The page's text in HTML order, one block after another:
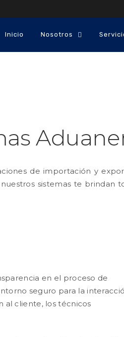
Inicio Nosotros
de importación y
sistemas te brindan
en el proceso de
seguro para la
al cliente, los técnicos